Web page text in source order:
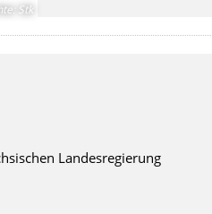
: Stk
Landesregierung